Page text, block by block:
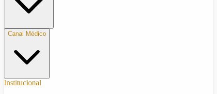
Canal Médico
Institucional